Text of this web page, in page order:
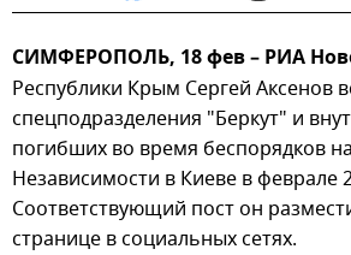
СИМФЕРОПОЛЬ, 18 фев – РИА
Республики Крым Сергей Аксенов
спецподразделения "Беркут" и
погибших во время беспорядков
Независимости в Киеве в феврале
Соответствующий пост он
странице в социальных сетях.